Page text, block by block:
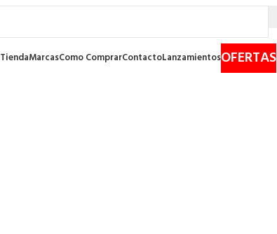
TiendaMarcasComo ComprarContactoLanzamientosOFERTAS